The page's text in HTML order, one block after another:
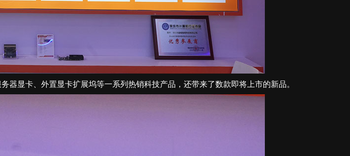
显卡、外置显卡扩展坞等一系列热销科技产品，还带来了数款即将上市的新品。